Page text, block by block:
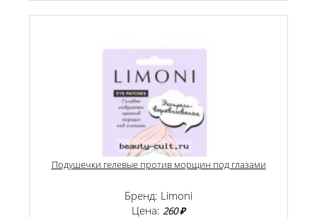
Подушечки гелевые против морщин под глазами
Бренд: Limoni
Цена: 260 ₽